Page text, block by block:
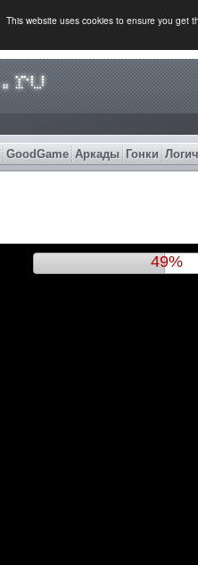
This website uses cookies to ensure you get
GoodGame Аркады Гонки
52%